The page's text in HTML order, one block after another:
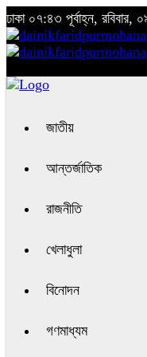
ঢাকা ০৭:৪৩ পূর্বাহ্ন, রবিবার,
জাতীয়
আন্তর্জাতিক
রাজনীতি
খেলাধুলা
বিনোদন
গণমাধ্যম